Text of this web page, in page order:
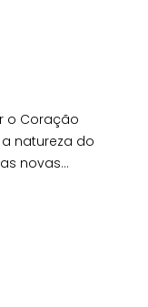
o Coração
natureza do
novas
de